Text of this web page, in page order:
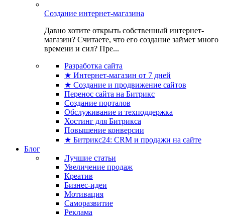
Создание интернет-магазина
Давно хотите открыть собственный интернет-
магазин? Считаете, что его создание займет много
времени и сил? Пре...
Разработка сайта
★ Интернет-магазин от 7 дней
★ Создание и продвижение сайтов
Перенос сайта на Битрикс
Создание порталов
Обслуживание и техподдержка
Хостинг для Битрикса
Повышение конверсии
★ Битрикс24: CRM и продажи на сайте
Блог
Лучшие статьи
Увеличение продаж
Креатив
Бизнес-идеи
Мотивация
Саморазвитие
Реклама